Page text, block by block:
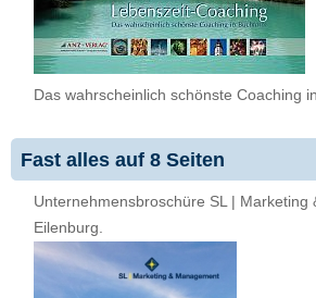
Das wahrscheinlich schönste Coaching
Fast alles auf 8 Seiten
Unternehmensbroschüre SL | Marketing
Eilenburg.